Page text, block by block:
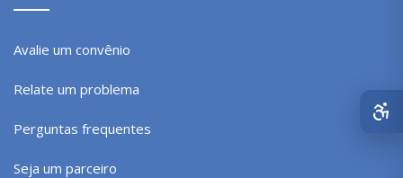
Avalie um convênio
Relate um problema
Perguntas frequentes
Seja um parceiro